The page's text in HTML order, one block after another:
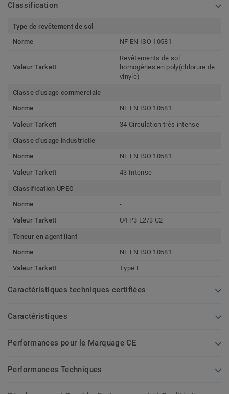
Classification
Type de revêtement de sol
Norme
NF EN ISO 10581
Valeur Tarkett
Revêtements de sol
homogènes en poly(chlorure de
vinyle)
Classe d'usage commerciale
Norme
NF EN ISO 10581
Valeur Tarkett 34 Circulation très intense
Classe d'usage industrielle
Norme
NF EN ISO 10581
Valeur Tarkett 43 Intense
Classification UPEC
Norme
-
Valeur Tarkett U4 P3 E2/3 C2
Teneur en agent liant
Norme
NF EN ISO 10581
Valeur Tarkett Type I
Caractéristiques techniques certifiées
Caractéristiques
Performances pour le Marquage CE
Performances Techniques